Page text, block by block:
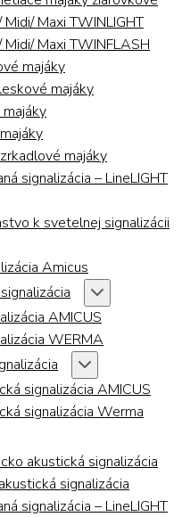
Midi/ Maxi TWINLIGHT
Midi/ Maxi TWINFLASH
majáky
majáky
majáky
signalizácia – LineLIGHT
k svetelnej signalizácii
Amicus
AMICUS
WERMA
signalizácia AMICUS
signalizácia Werma
akustická signalizácia
signalizácia
signalizácia – LineLIGHT